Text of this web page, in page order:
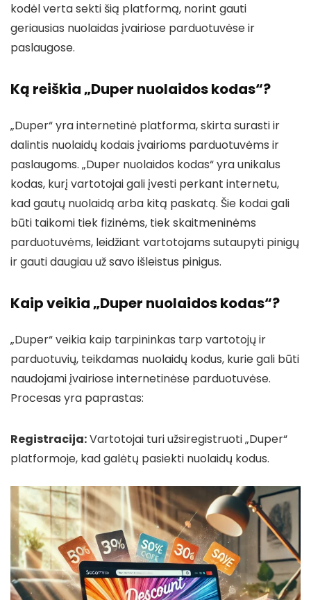
kodėl verta sekti šią platformą, norint gauti
geriausias nuolaidas įvairiose parduotuvėse ir
paslaugose.
Ką reiškia „Duper nuolaidos kodas“?
„Duper“ yra internetinė platforma, skirta surasti ir
dalintis nuolaidų kodais įvairioms parduotuvėms ir
paslaugoms. „Duper nuolaidos kodas“ yra unikalus
kodas, kurį vartotojai gali įvesti perkant internetu,
kad gautų nuolaidą arba kitą paskatą. Šie kodai gali
būti taikomi tiek fizinėms, tiek skaitmeninėms
parduotuvėms, leidžiant vartotojams sutaupyti pinigų
ir gauti daugiau už savo išleistus pinigus.
Kaip veikia „Duper nuolaidos kodas“?
„Duper“ veikia kaip tarpininkas tarp vartotojų ir
parduotuvių, teikdamas nuolaidų kodus, kurie gali būti
naudojami įvairiose internetinėse parduotuvėse.
Procesas yra paprastas:
Registracija:Vartotojai turi užsiregistruoti „Duper“
platformoje, kad galėtų pasiekti nuolaidų kodus.